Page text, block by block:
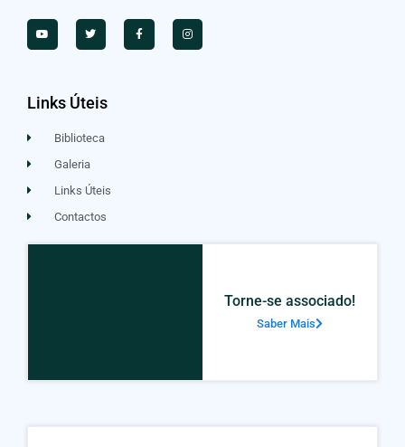
Links Úteis
Biblioteca
Galeria
Links Úteis
Contactos
Torne-se associado!
Saber Mais